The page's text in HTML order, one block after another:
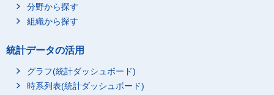
分野から探す
組織から探す
統計データの活用
グラフ(統計ダッシュボード)
時系列表(統計ダッシュボード)